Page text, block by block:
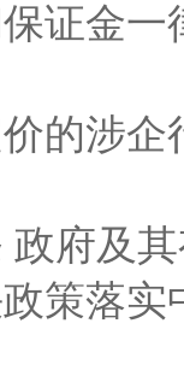
证金
涉企
及其
策落